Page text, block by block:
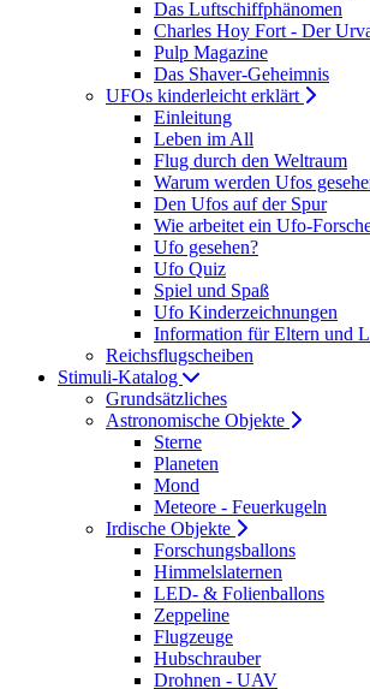
Das Luftschiffphänomen
Charles Hoy Fort - Der
Pulp Magazine
Das Shaver-Geheimnis
UFOs kinderleicht erklärt
Einleitung
Leben im All
Flug durch den Weltraum
Warum werden Ufos
Den Ufos auf der Spur
Wie arbeitet ein Ufo-
Ufo gesehen?
Ufo Quiz
Spiel und Spaß
Ufo Kinderzeichnungen
Information für Eltern und
Reichsflugscheiben
Stimuli-Katalog
Grundsätzliches
Astronomische Objekte
Sterne
Planeten
Mond
Meteore - Feuerkugeln
Irdische Objekte
Forschungsballons
Himmelslaternen
LED- & Folienballons
Zeppeline
Flugzeuge
Hubschrauber
Drohnen - UAV